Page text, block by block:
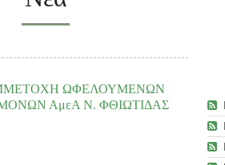
ΩΦΕΛΟΥΜΕΝΩΝ
ΑμεΑ Ν. ΦΘΙΩΤΙΔΑΣ